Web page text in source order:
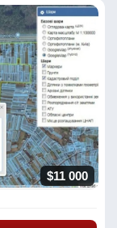
$11 000